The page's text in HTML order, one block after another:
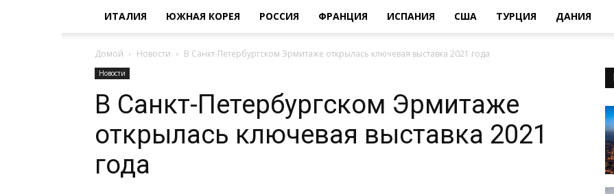
ИТАЛИЯ ЮЖНАЯ КОРЕЯ РОССИЯ ФРАНЦИЯ ИСПАНИЯ США ТУРЦИЯ ДАНИЯ
Домой Новости В Санкт-Петербургском Эрмитаже открылась ключевая выставка 2021 года
Новости
В Санкт-Петербургском Эрмитаже
открылась ключевая выставка 2021
года